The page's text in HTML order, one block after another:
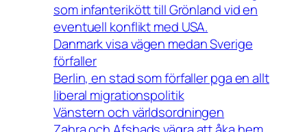
som infanterikött till Grönland vid en
eventuell konflikt med USA.
Danmark visa vägen medan Sverige
förfaller
Berlin, en stad som förfaller pga en allt
liberal migrationspolitik
Vänstern och världsordningen